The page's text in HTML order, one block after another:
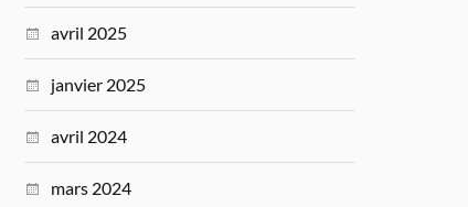
avril 2025
janvier 2025
avril 2024
mars 2024